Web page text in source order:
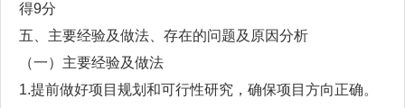
得9分
五、主要经验及做法、存在的问题及原因分析
（一）主要经验及做法
1.提前做好项目规划和可行性研究，确保项目方向正确。